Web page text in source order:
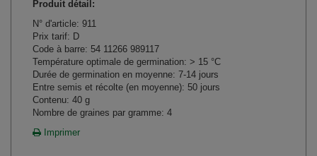
Produit détail:
N° d'article: 911
Prix tarif: D
Code à barre: 54 11266 989117
Température optimale de germination: > 15 °C
Durée de germination en moyenne: 7-14 jours
Entre semis et récolte (en moyenne): 50 jours
Contenu: 40 g
Nombre de graines par gramme: 4
Imprimer